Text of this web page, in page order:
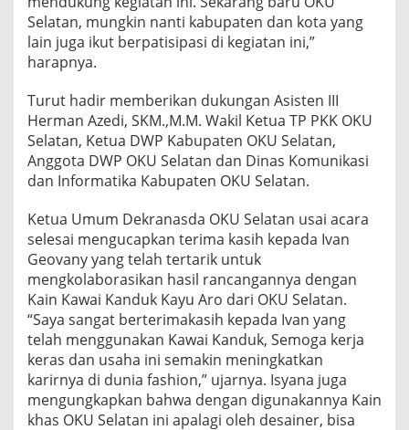
I
S
U
L
H
A
D
I
R
A
N
G
S
U
N
G
U
N
U
K
D
Selatan, mungkin nanti kabupaten dan kota yang
lain juga ikut berpatisipasi di kegiatan ini,”
harapnya.
Turut hadir memberikan dukungan Asisten III
Herman Azedi, SKM.,M.M. Wakil Ketua TP PKK OKU
Selatan, Ketua DWP Kabupaten OKU Selatan,
Anggota DWP OKU Selatan dan Dinas Komunikasi
dan Informatika Kabupaten OKU Selatan.
Ketua Umum Dekranasda OKU Selatan usai acara
selesai mengucapkan terima kasih kepada Ivan
Geovany yang telah tertarik untuk
mengkolaborasikan hasil rancangannya dengan
Kain Kawai Kanduk Kayu Aro dari OKU Selatan.
“Saya sangat berterimakasih kepada Ivan yang
telah menggunakan Kawai Kanduk, Semoga kerja
keras dan usaha ini semakin meningkatkan
karirnya di dunia fashion,” ujarnya. Isyana juga
mengungkapkan bahwa dengan digunakannya Kain
khas OKU Selatan ini apalagi oleh desainer, bisa